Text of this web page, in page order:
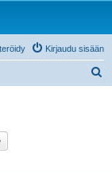
Kirjaudu sisään